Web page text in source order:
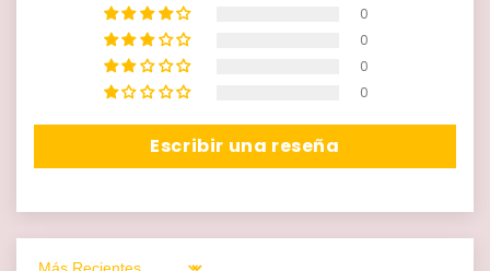
0
0
0
0
Escribir una reseña